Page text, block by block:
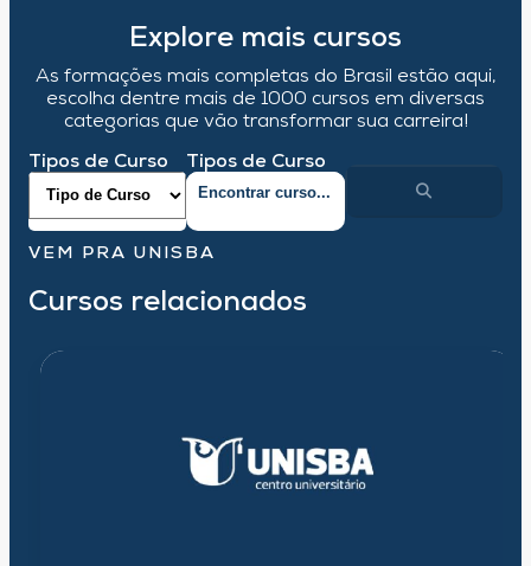
Explore mais cursos
As formações mais completas do Brasil estão aqui,
escolha dentre mais de 1000 cursos em diversas
categorias que vão transformar sua carreira!
Tipos de Curso Tipos de Curso
VEM PRA UNISBA
Cursos relacionados